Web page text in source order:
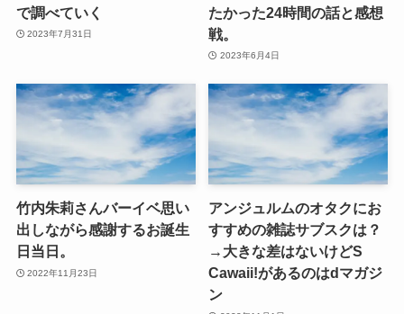
で調べていく
2023年7月31日
たかった24時間の話と感想
戦。
2023年6月4日
竹内朱莉さんバーイベ思い
出しながら感謝するお誕生
日当日。
2022年11月23日
アンジュルムのオタクにお
すすめの雑誌サブスクは？
→大きな差はないけどS
Cawaii!があるのはdマガジ
ン